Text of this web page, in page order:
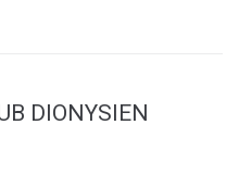
DIONYSIEN